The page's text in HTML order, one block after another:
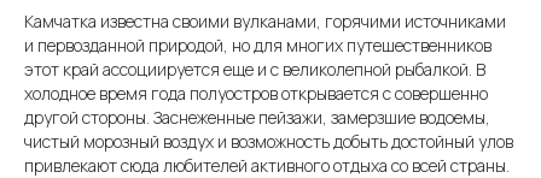
Камчатка известна своими вулканами, горячими источниками
и первозданной природой, но для многих путешественников
этот край ассоциируется еще и с великолепной рыбалкой. В
холодное время года полуостров открывается с совершенно
другой стороны. Заснеженные пейзажи, замерзшие водоемы,
чистый морозный воздух и возможность добыть достойный улов
привлекают сюда любителей активного отдыха со всей страны.